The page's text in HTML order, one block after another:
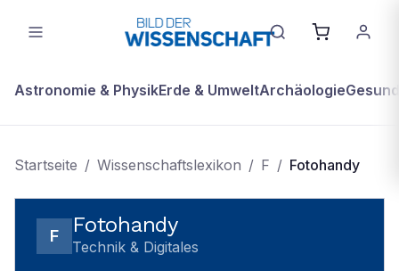
Astronomie & PhysikErde & UmweltArchäologie
Startseite / Wissenschaftslexikon / F / Fotohandy
F Fotohandy
Technik & Digitales